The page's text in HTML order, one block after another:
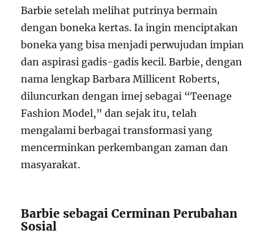
Barbie setelah melihat putrinya bermain
dengan boneka kertas. Ia ingin menciptakan
boneka yang bisa menjadi perwujudan impian
dan aspirasi gadis-gadis kecil. Barbie, dengan
nama lengkap Barbara Millicent Roberts,
diluncurkan dengan imej sebagai “Teenage
Fashion Model,” dan sejak itu, telah
mengalami berbagai transformasi yang
mencerminkan perkembangan zaman dan
masyarakat.
Barbie sebagai Cerminan Perubahan
Sosial